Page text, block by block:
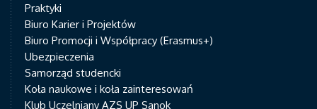
Praktyki
Biuro Karier i Projektów
Biuro Promocji i Współpracy (Erasmus+)
Ubezpieczenia
Samorząd studencki
Koła naukowe i koła zainteresowań
Klub Uczelniany AZS UP Sanok